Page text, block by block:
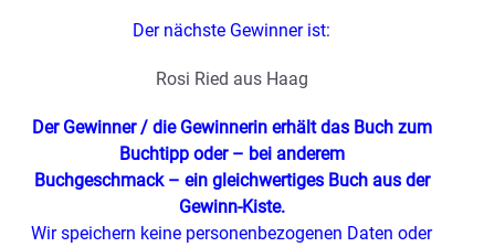
Der nächste Gewinner ist:
Rosi Ried aus Haag
Der Gewinner / die Gewinnerin erhält das Buch zum
Buchtipp oder – bei anderem
Buchgeschmack – ein gleichwertiges Buch aus der
Gewinn-Kiste.
Wir speichern keine personenbezogenen Daten oder